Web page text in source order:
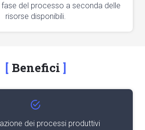
del processo a seconda delle
risorse disponibili.
Benefici
dei processi produttivi